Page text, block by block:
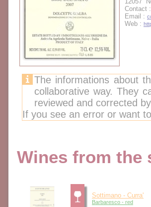
Contact :
Email :
Web :
The informations about
collaborative way. They
reviewed and corrected
If you see an error or want
Wines from the
Sottimano - Curra'
Barbaresco - red